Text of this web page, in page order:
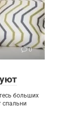
0
больших
спальни